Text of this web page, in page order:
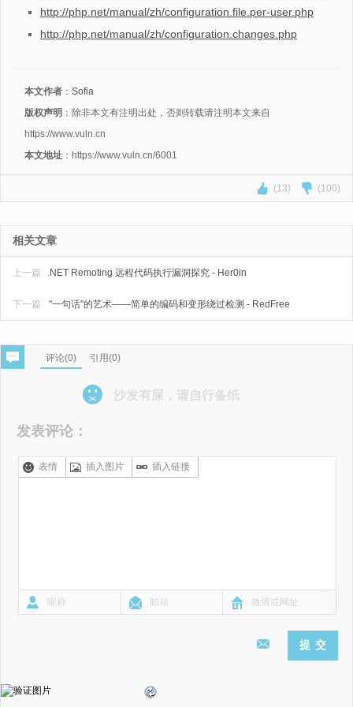
http://php.net/manual/zh/configuration.file.per-user.php
http://php.net/manual/zh/configuration.changes.php
本文作者 ： Sofia
版权声明 ：除非本文有注明出处，否则转载请注明本文来自
https://www.vuln.cn
本文地址 ：https://www.vuln.cn/6001
(13) (100)
相关文章
上一篇 .NET Remoting 远程代码执行漏洞探究 - Her0in
"一句话"的艺术——简单的编码和变形绕过检测 - RedFree
下一篇
评论(0) 引用(0)
沙发有屎，请自行备纸
发表评论：
表情 插入图片 插入链接